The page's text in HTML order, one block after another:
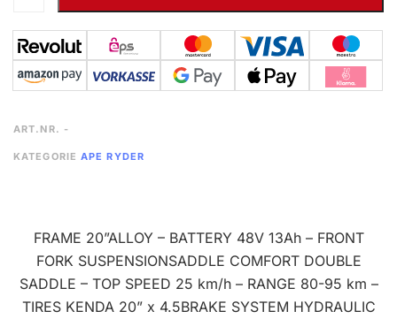
ART.NR. -
KATEGORIE APE RYDER
FRAME 20”ALLOY – BATTERY 48V 13Ah – FRONT
FORK SUSPENSIONSADDLE COMFORT DOUBLE
SADDLE – TOP SPEED 25 km/h – RANGE 80-95 km –
TIRES KENDA 20” x 4.5BRAKE SYSTEM HYDRAULIC